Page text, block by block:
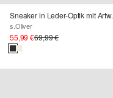
s.Oliver
55,99 €69,99 €